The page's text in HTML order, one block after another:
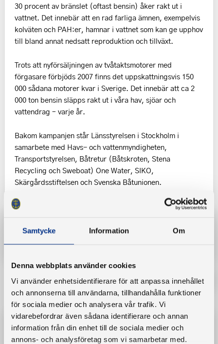
Samtycke Information Om
Denna webbplats använder cookies
Vi använder enhetsidentifierare för att anpassa innehållet
och annonserna till användarna, tillhandahålla funktioner
för sociala medier och analysera vår trafik. Vi
vidarebefordrar även sådana identifierare och annan
information från din enhet till de sociala medier och
annons- och analysföretag som vi samarbetar med.
Miljö
30 procent av bränslet (oftast bensin) åker rakt ut i
vattnet. Det innebär att en rad farliga ämnen, exempelvis
kolväten och PAH:er, hamnar i vattnet som kan ge upphov
till bland annat nedsatt reproduktion och tillväxt.
Trots att nyförsäljningen av tvåtaktsmotorer med
förgasare förbjöds 2007 finns det uppskattningsvis 150
000 sådana motorer kvar i Sverige. Det innebär att ca 2
000 ton bensin släpps rakt ut i våra hav, sjöar och
vattendrag – varje år.
Bakom kampanjen står Länsstyrelsen i Stockholm i
samarbete med Havs- och vattenmyndigheten,
Transportstyrelsen, Båtretur (Båtskroten, Stena
Recycling och Sweboat) One Water, SIKO,
Skärgårdsstiftelsen och Svenska Båtunionen.
Båtretur.se